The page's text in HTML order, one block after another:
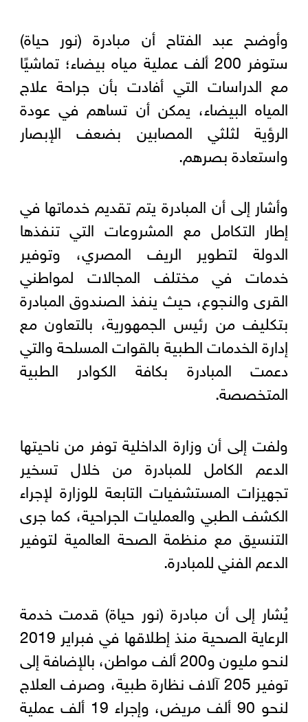
وأوضح عبد الفتاح أن مبادرة (نور حياة)
ستوفر 200 ألف عملية مياه بيضاء؛ تماشيًا
مع الدراسات التي أفادت بأن جراحة علاج
المياه البيضاء، يمكن أن تساهم في عودة
الرؤية لثلثي المصابين بضعف الإبصار
واستعادة بصرهم.
وأشار إلى أن المبادرة يتم تقديم خدماتها في
إطار التكامل مع المشروعات التي تنفذها
الدولة لتطوير الريف المصري، وتوفير
خدمات في مختلف المجالات لمواطني
القرى والنجوع، حيث ينفذ الصندوق المبادرة
بتكليف من رئيس الجمهورية، بالتعاون مع
إدارة الخدمات الطبية بالقوات المسلحة والتي
دعمت المبادرة بكافة الكوادر الطبية
المتخصصة.
ولفت إلى أن وزارة الداخلية توفر من ناحيتها
الدعم الكامل للمبادرة من خلال تسخير
تجهيزات المستشفيات التابعة للوزارة لإجراء
الكشف الطبي والعمليات الجراحية، كما جرى
التنسيق مع منظمة الصحة العالمية لتوفير
الدعم الفني للمبادرة.
يُشار إلى أن مبادرة (نور حياة) قدمت خدمة
الرعاية الصحية منذ إطلاقها في فبراير 2019
لنحو مليون و200 ألف مواطن، بالإضافة إلى
توفير 205 آلاف نظارة طبية، وصرف العلاج
لنحو 90 ألف مريض، وإجراء 19 ألف عملية